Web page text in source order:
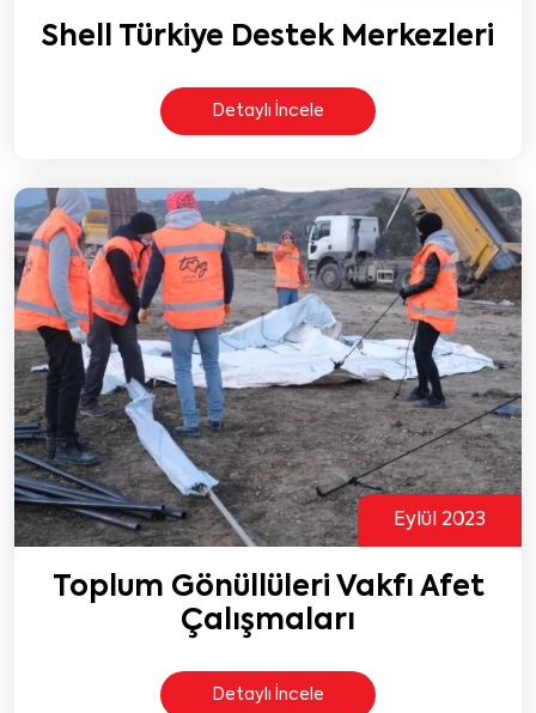
Shell Türkiye Destek Merkezleri
Detaylı İncele
Eylül 2023
Toplum Gönüllüleri Vakfı Afet
Çalışmaları
Detaylı İncele